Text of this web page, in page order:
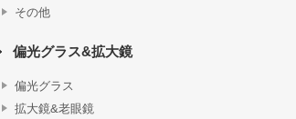
その他
偏光グラス&拡大鏡
偏光グラス
拡大鏡&老眼鏡